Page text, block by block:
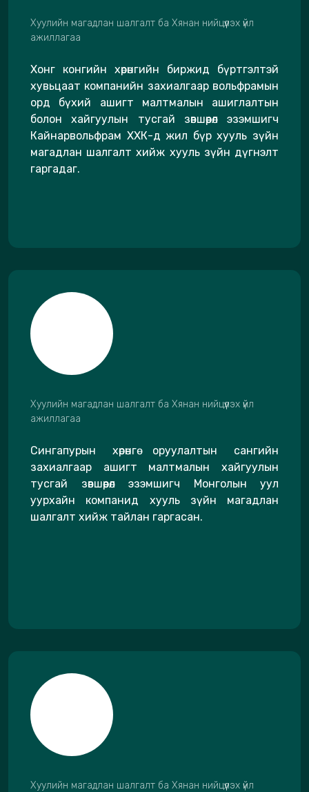
Хуулийн магадлан шалгалт ба Хянан нийцүүлэх үйл
ажиллагаа
Хонг конгийн хөрөнгийн биржид бүртгэлтэй
хувьцаат компанийн захиалгаар вольфрамын
орд бүхий ашигт малтмалын ашиглалтын
болон хайгуулын тусгай зөвшөөрөл эзэмшигч
Кайнарвольфрам ХХК-д жил бүр хууль зүйн
магадлан шалгалт хийж хууль зүйн дүгнэлт
гаргадаг.
Хуулийн магадлан шалгалт ба Хянан нийцүүлэх үйл
ажиллагаа
Сингапурын хөрөнгө оруулалтын сангийн
захиалгаар ашигт малтмалын хайгуулын
тусгай зөвшөөрөл эзэмшигч Монголын уул
уурхайн компанид хууль зүйн магадлан
шалгалт хийж тайлан гаргасан.
Хуулийн магадлан шалгалт ба Хянан нийцүүлэх үйл